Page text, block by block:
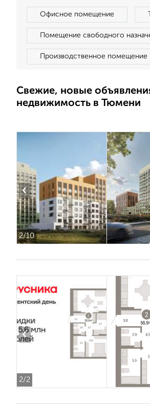
Офисное помещение
Помещение свободного
Производственное помещение
Свежие, новые
недвижимость в Тюмени
2/10
‹
2/2
‹